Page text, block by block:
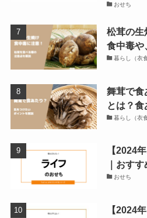
おせち
松茸の生
食中毒や
暮らし（衣
舞茸で食
とは？
暮らし（衣
【2024
｜おす
おせち
【2024